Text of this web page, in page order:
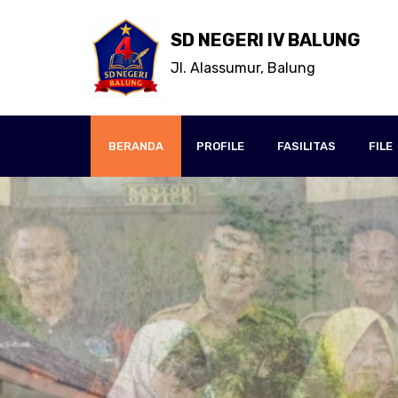
SD NEGERI IV BALUNG
Jl. Alassumur, Balung
BERANDA PROFILE FASILITAS FILE